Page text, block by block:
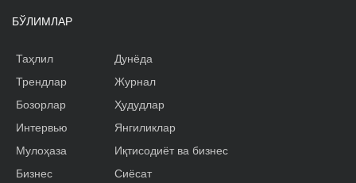
БЎЛИМЛАР
Таҳлил
Трендлар
Бозорлар
Интервью
Мулоҳаза
Бизнес
Дунёда
Журнал
Ҳудудлар
Янгиликлар
Иқтисодиёт ва бизнес
Сиёсат